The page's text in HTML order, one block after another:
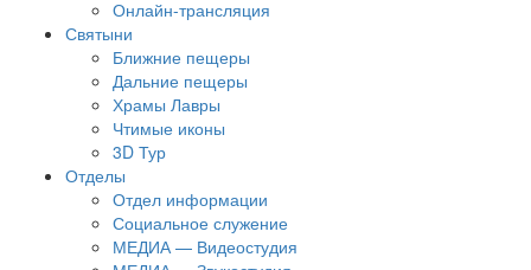
Онлайн-трансляция
Святыни
Ближние пещеры
Дальние пещеры
Храмы Лавры
Чтимые иконы
3D Тур
Отделы
Отдел информации
Социальное служение
МЕДИА — Видеостудия